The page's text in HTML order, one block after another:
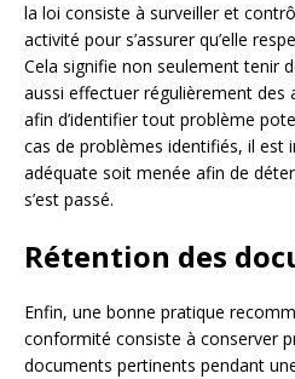
la loi consiste à surveiller et
activité pour s’assurer qu’elle
Cela signifie non seulement tenir
aussi effectuer régulièrement des
afin d’identifier tout problème
cas de problèmes identifiés, il est
adéquate soit menée afin de
s’est passé.
Rétention des
Enfin, une bonne pratique
conformité consiste à conserver
documents pertinents pendant